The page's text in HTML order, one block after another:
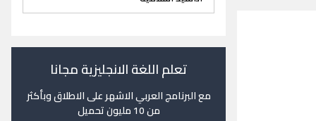
تعلم اللغة الانجليزية مجانا
مع البرنامج العربي الاشهر على الاطلاق وبأكثر
من 10 مليون تحميل